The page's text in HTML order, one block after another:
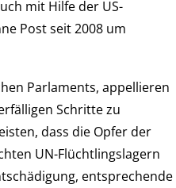
mit Hilfe der US-
Post seit 2008 um
Parlaments, appellieren
Schritte zu
dass die Opfer der
UN-Flüchtlingslagern
entsprechende